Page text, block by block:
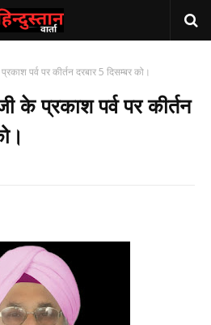
पर्व पर कीर्तन दरबार 5 दिसम्बर को।
के प्रकाश पर्व पर कीर्तन